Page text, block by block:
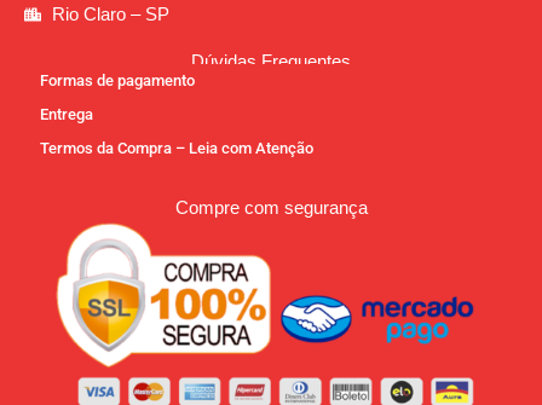
Rio Claro – SP
Dúvidas Frequentes
Formas de pagamento
Entrega
Termos da Compra – Leia com Atenção
Compre com segurança